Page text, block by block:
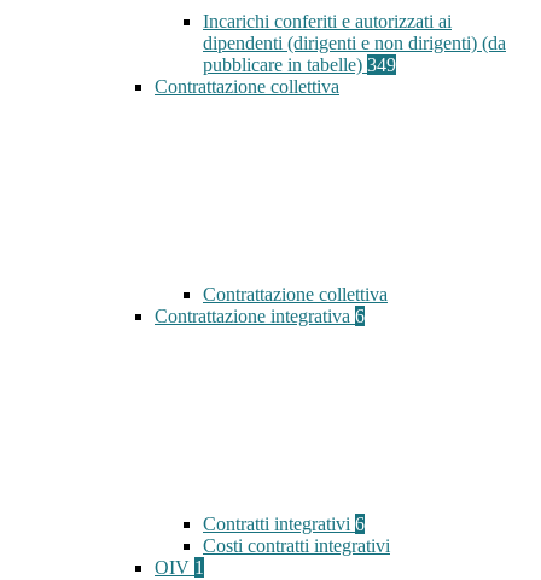
Incarichi conferiti e autorizzati ai
dipendenti (dirigenti e non dirigenti) (da
pubblicare in tabelle) 349
Contrattazione collettiva
Contrattazione collettiva
Contrattazione integrativa 6
Contratti integrativi 6
Costi contratti integrativi
OIV 1